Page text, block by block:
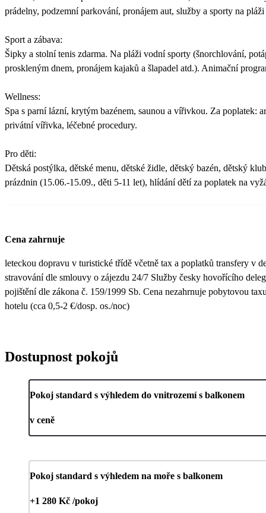
prádelny, podzemní parkování, pronájem aut, služby a sporty na pláži
Sport a zábava:
Šipky a stolní tenis zdarma. Na pláži vodní sporty (šnorchlování,
proskleným dnem, pronájem kajaků a šlapadel atd.). Animační
Wellness:
Spa s parní lázní, krytým bazénem, saunou a vířivkou. Za poplatek:
privátní vířivka, léčebné procedury.
Pro děti:
Dětská postýlka, dětské menu, dětské židle, dětský bazén, dětský
prázdnin (15.06.-15.09., děti 5-11 let), hlídání dětí za poplatek na
Cena zahrnuje
leteckou dopravu v turistické třídě včetně tax a poplatků transfery v
stravování dle smlouvy o zájezdu 24/7 Služby česky hovořícího
pojištění dle zákona č. 159/1999 Sb. Cena nezahrnuje pobytovou
hotelu (cca 0,5-2 €/dosp. os./noc)
Dostupnost pokojů
Pokoj standard s výhledem do vnitrozemí s balkonem
v ceně
Pokoj standard s výhledem na moře s balkonem
+1 280 Kč /pokoj